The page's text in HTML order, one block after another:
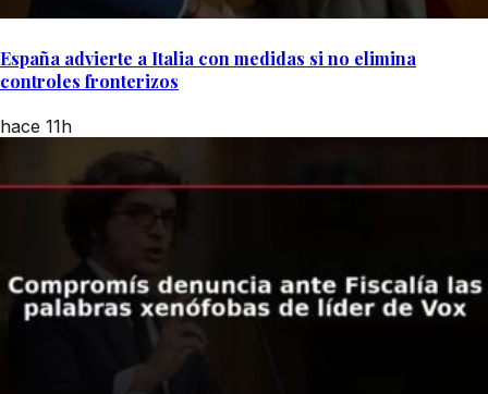
España advierte a Italia con medidas si no elimina
controles fronterizos
hace 11h